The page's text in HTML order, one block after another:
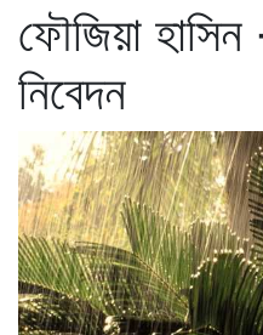
ফৌজিয়া
নিবেদন